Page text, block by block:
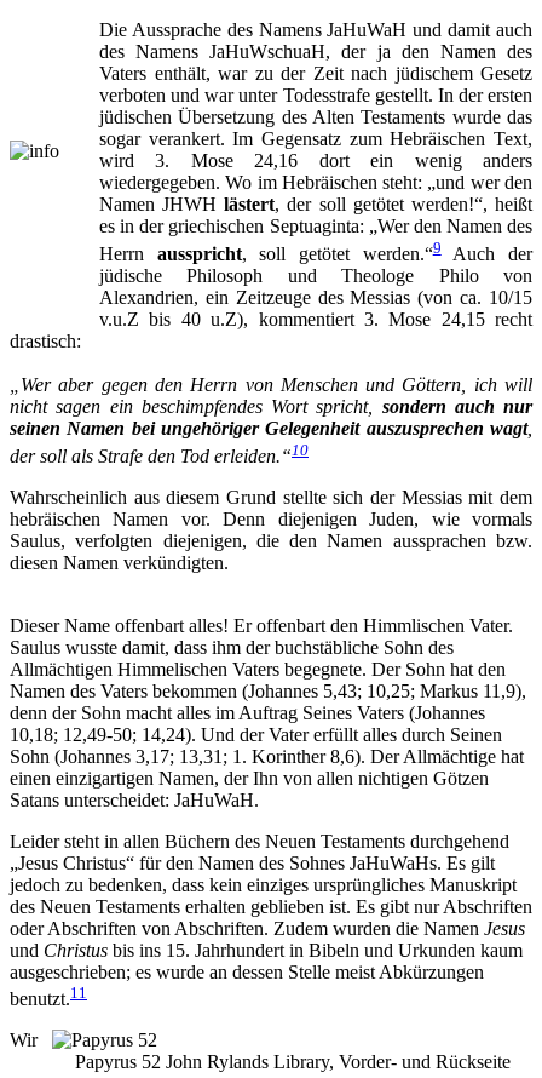
Die Aussprache des Namens JaHuWaH und damit auch
des Namens JaHuWschuaH, der ja den Namen des
Vaters enthält, war zu der Zeit nach jüdischem Gesetz
verboten und war unter Todesstrafe gestellt. In der ersten
jüdischen Übersetzung des Alten Testaments wurde das
sogar verankert. Im Gegensatz zum Hebräischen Text,
wird 3. Mose 24,16 dort ein wenig anders
wiedergegeben. Wo im Hebräischen steht: „und wer den
Namen JHWHlästert, der soll getötet werden!“, heißt
es in der griechischen Septuaginta: „Wer den Namen des
Herrn ausspricht, soll getötet werden.“9Auch der
jüdische Philosoph und Theologe Philo von
Alexandrien, ein Zeitzeuge des Messias (von ca. 10/15
v.u.Z bis 40 u.Z), kommentiert 3. Mose 24,15 recht
drastisch:
„Wer aber gegen den Herrn von Menschen und Göttern, ich will
nicht sagen ein beschimpfendes Wort spricht, sondern auch nur
seinen Namen bei ungehöriger Gelegenheit auszusprechen wagt,
der soll als Strafe den Tod erleiden.“10
Wahrscheinlich aus diesem Grund stellte sich der Messias mit dem
hebräischen Namen vor. Denn diejenigen Juden, wie vormals
Saulus, verfolgten diejenigen, die den Namen aussprachen bzw.
diesen Namen verkündigten.
Dieser Name offenbart alles! Er offenbart den Himmlischen Vater.
Saulus wusste damit, dass ihm der buchstäbliche Sohn des
Allmächtigen Himmelischen Vaters begegnete. Der Sohn hat den
Namen des Vaters bekommen (Johannes 5,43; 10,25; Markus 11,9),
denn der Sohn macht alles im Auftrag Seines Vaters (Johannes
10,18; 12,49-50; 14,24). Und der Vater erfüllt alles durch Seinen
Sohn (Johannes 3,17; 13,31; 1. Korinther 8,6). Der Allmächtige hat
einen einzigartigen Namen, der Ihn von allen nichtigen Götzen
Satans unterscheidet: JaHuWaH.
Leider steht in allen Büchern des Neuen Testaments durchgehend
„Jesus Christus“ für den Namen des Sohnes JaHuWaHs. Es gilt
jedoch zu bedenken, dass kein einziges ursprüngliches Manuskript
des Neuen Testaments erhalten geblieben ist. Es gibt nur Abschriften
oder Abschriften von Abschriften. Zudem wurden die Namen Jesus
und Christus bis ins 15. Jahrhundert in Bibeln und Urkunden kaum
ausgeschrieben; es wurde an dessen Stelle meist Abkürzungen
benutzt.11
Papyrus 52 John Rylands Library, Vorder- und Rückseite
Wir